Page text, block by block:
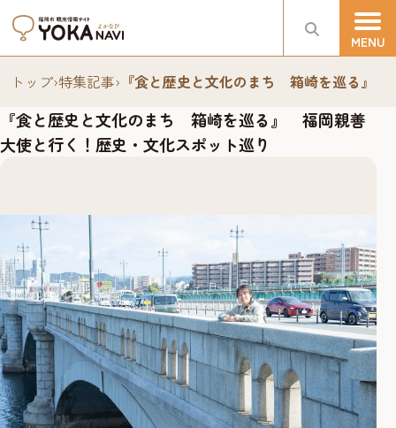
トップ›特集記事› 『食と歴史と文化のまち 箱崎を巡る』
『食と歴史と文化のまち 箱崎を巡る』 福岡親善
大使と行く！歴史・文化スポット巡り